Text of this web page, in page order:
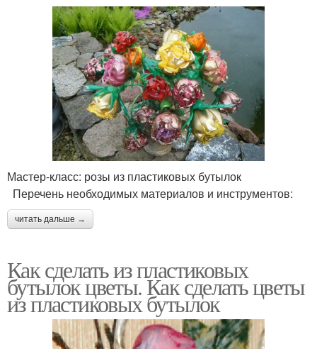
Мастер-класс: розы из пластиковых бутылок
Перечень необходимых материалов и инструментов:
читать дальше →
Как сделать из пластиковых
бутылок цветы. Как сделать цветы
из пластиковых бутылок